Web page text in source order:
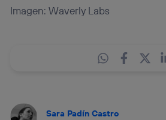
Imagen: Waverly Labs
Sara Padín Castro